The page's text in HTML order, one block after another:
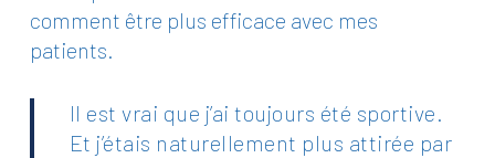
comment être plus efficace avec mes
patients.
Il est vrai que j’ai toujours été sportive.
Et j’étais naturellement plus attirée par